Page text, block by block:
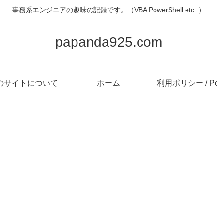
事務系エンジニアの趣味の記録です。（VBA PowerShell etc..）
papanda925.com
サイトについて ホーム 利用ポリシー /